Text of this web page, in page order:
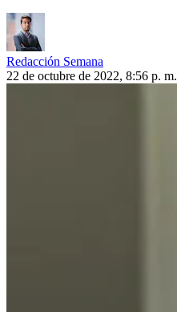
Redacción Semana
22 de octubre de 2022, 8:56 p. m.